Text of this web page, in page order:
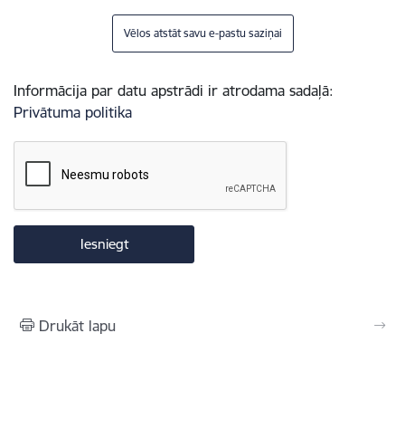
Vēlos atstāt savu e-pastu saziņai
Informācija par datu apstrādi ir atrodama sadaļā:
Privātuma politika
Drukāt lapu